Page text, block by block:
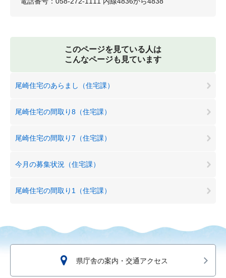
このページを見ている人は
こんなページも見ています
尾崎住宅のあらまし（住宅課）
尾崎住宅の間取り8（住宅課）
尾崎住宅の間取り7（住宅課）
今月の募集状況（住宅課）
尾崎住宅の間取り1（住宅課）
県庁舎の案内・交通アクセス